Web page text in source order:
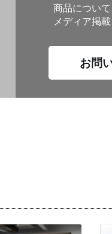
商品について
メディア掲
お問